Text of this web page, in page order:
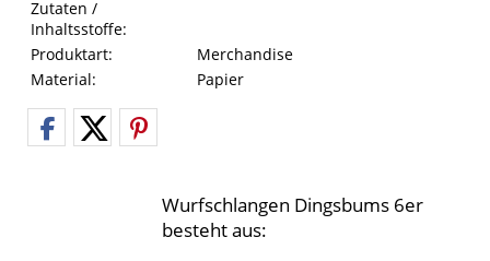
Eigenschaft
Zutaten /
Inhaltsstoffe:
Produktart:
Merchandise
Material:
Papier
Wurfschlangen Dingsbums 6er
besteht aus: